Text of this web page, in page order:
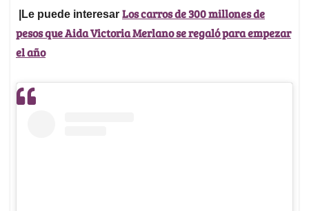
|Le puede interesar Los carros de 300 millones de
pesos que Aida Victoria Merlano se regaló para empezar
el año